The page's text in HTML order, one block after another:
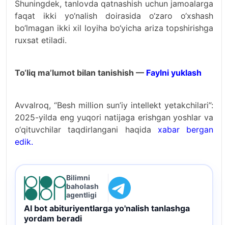
Shuningdek, tanlovda qatnashish uchun jamoalarga
faqat ikki yo‘nalish doirasida o‘zaro o‘xshash
bo‘lmagan ikki xil loyiha bo‘yicha ariza topshirishga
ruxsat etiladi.
To‘liq ma’lumot bilan tanishish — Faylni yuklash
Avvalroq, “Besh million sun’iy intellekt yetakchilari”:
2025-yilda eng yuqori natijaga erishgan yoshlar va
o‘qituvchilar taqdirlangani haqida xabar bergan
edik.
Bilimni
baholash
agentligi
AI bot abituriyentlarga yo'nalish tanlashga
yordam beradi